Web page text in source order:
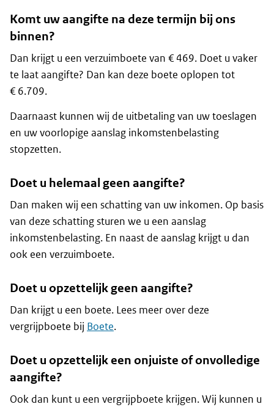
Komt uw aangifte na deze termijn bij ons
binnen?
Dan krijgt u een verzuimboete van € 469. Doet u vaker
te laat aangifte? Dan kan deze boete oplopen tot
€ 6.709.
Daarnaast kunnen wij de uitbetaling van uw toeslagen
en uw voorlopige aanslag inkomstenbelasting
stopzetten.
Doet u helemaal geen aangifte?
Dan maken wij een schatting van uw inkomen. Op basis
van deze schatting sturen we u een aanslag
inkomstenbelasting. En naast de aanslag krijgt u dan
ook een verzuimboete.
Doet u opzettelijk geen aangifte?
Dan krijgt u een boete. Lees meer over deze
vergrijpboete bij Boete.
Doet u opzettelijk een onjuiste of onvolledige
aangifte?
Ook dan kunt u een vergrijpboete krijgen. Wij kunnen u